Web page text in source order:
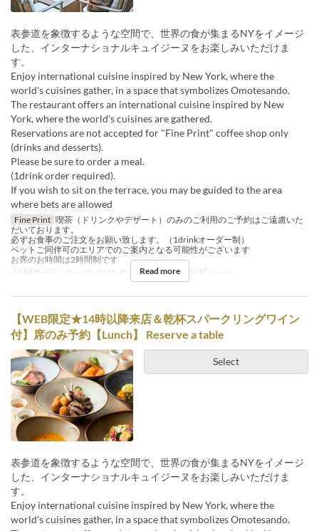
表参道を象徴するような空間で、世界の食が集まるNYをイメージ
した、インターナショナルキュイジーヌをお楽しみいただけま
す。
Enjoy international cuisine inspired by New York, where the
world's cuisines gather, in a space that symbolizes Omotesando.
The restaurant offers an international cuisine inspired by New
York, where the world's cuisines are gathered.
Reservations are not accepted for "Fine Print" coffee shop only
(drinks and desserts).
Please be sure to order a meal.
(1drink order required).
If you wish to sit on the terrace, you may be guided to the area
where bets are allowed
Fine Print 喫茶（ドリンクやデザート）のみのご利用のご予約はご遠慮いた
だいております。
必ずお食事のご注文をお願い致します。（1drinkオーダー制）
ペットご同伴可のエリアでのご案内となる可能性がございます
お席のお時間は2時間制です
Valid Dates
~ Dec 18, 2025, Dec 26, 2025 ~ Meals Lunch
Read more
【WEB限定★14時以降来店＆乾杯スパークリングワイン
付】席のみ予約【Lunch】 Reserve a table
Select
表参道を象徴するような空間で、世界の食が集まるNYをイメージ
した、インターナショナルキュイジーヌをお楽しみいただけま
す。
Enjoy international cuisine inspired by New York, where the
world's cuisines gather, in a space that symbolizes Omotesando.